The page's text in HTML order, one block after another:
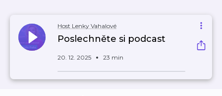
Host Lenky Vahalové
Poslechněte si podcast
20. 12. 2025 23 min